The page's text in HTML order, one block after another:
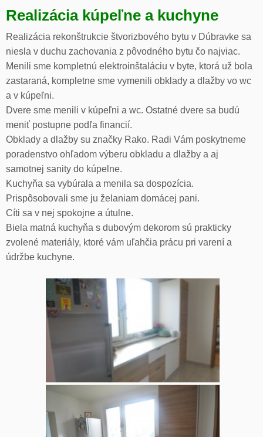
Realizácia kúpeľne a kuchyne
Realizácia rekonštrukcie štvorizbového bytu v Dúbravke sa
niesla v duchu zachovania z pôvodného bytu čo najviac.
Menili sme kompletnú elektroinštaláciu v byte, ktorá už bola
zastaraná, kompletne sme vymenili obklady a dlažby vo wc
a v kúpeľni.
Dvere sme menili v kúpeľni a wc. Ostatné dvere sa budú
meniť postupne podľa financií.
Obklady a dlažby su značky Rako. Radi Vám poskytneme
poradenstvo ohľadom výberu obkladu a dlažby a aj
samotnej sanity do kúpelne.
Kuchyňa sa vybúrala a menila sa dospozícia.
Prispôsobovali sme ju želaniam domácej pani.
Cíti sa v nej spokojne a útulne.
Biela matná kuchyňa s dubovým dekorom sú prakticky
zvolené materiály, ktoré vám uľahčia prácu pri varení a
údržbe kuchyne.